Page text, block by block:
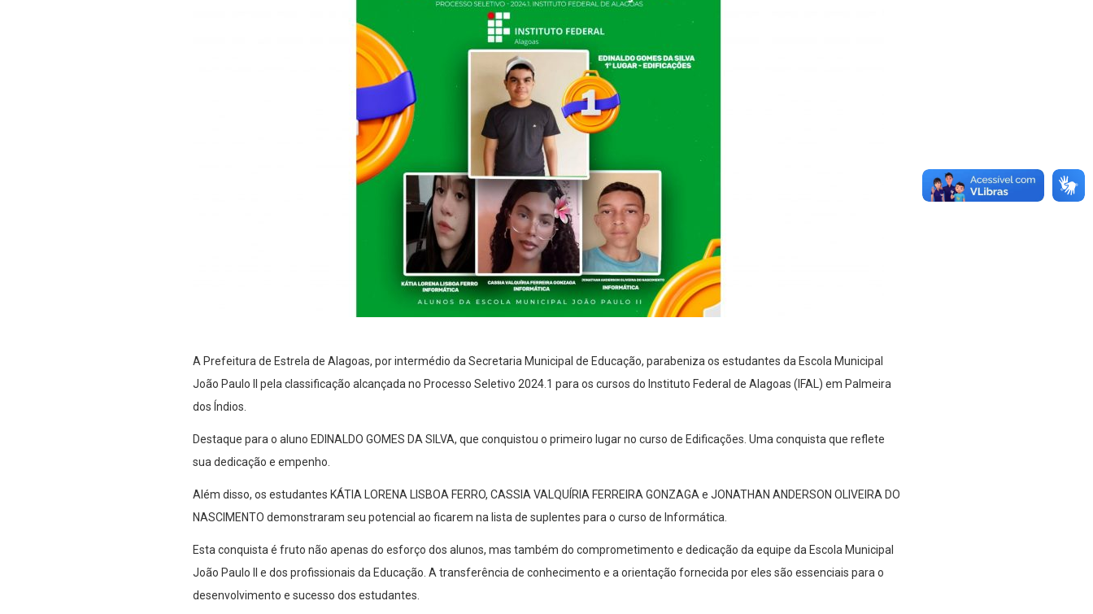
A Prefeitura de Estrela de Alagoas, por intermédio da Secretaria Municipal de Educação, parabeniza os estudantes da Escola Municipal
João Paulo II pela classificação alcançada no Processo Seletivo 2024.1 para os cursos do Instituto Federal de Alagoas (IFAL) em Palmeira
dos Índios.
Destaque para o aluno EDINALDO GOMES DA SILVA, que conquistou o primeiro lugar no curso de Edificações. Uma conquista que reflete
sua dedicação e empenho.
Além disso, os estudantes KÁTIA LORENA LISBOA FERRO, CASSIA VALQUÍRIA FERREIRA GONZAGA e JONATHAN ANDERSON OLIVEIRA DO
NASCIMENTO demonstraram seu potencial ao ficarem na lista de suplentes para o curso de Informática.
Esta conquista é fruto não apenas do esforço dos alunos, mas também do comprometimento e dedicação da equipe da Escola Municipal
João Paulo II e dos profissionais da Educação. A transferência de conhecimento e a orientação fornecida por eles são essenciais para o
desenvolvimento e sucesso dos estudantes.